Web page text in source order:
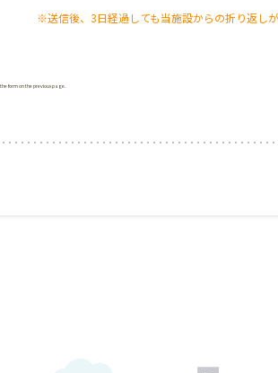
※送信後、3日経過しても当施設からの折り返し
form on the previous page.